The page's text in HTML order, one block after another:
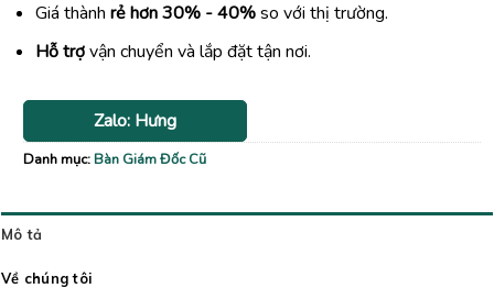
Giá thành rẻ hơn 30% - 40%so với thị trường.
Hỗ trợvận chuyển và lắp đặt tận nơi.
Zalo: Hưng
Danh mục:Bàn Giám Đốc Cũ
Mô tả
Về chúng tôi